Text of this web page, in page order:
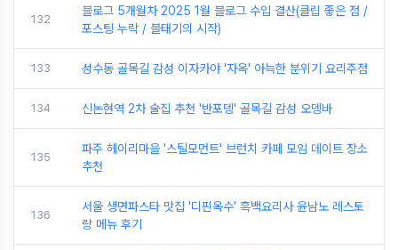
132
블로그 5개월차 2025 1월 블로그 수입 결산(클립 좋은 점 /
포스팅 누락 / 블태기의 시작)
133 성수동 골목길 감성 이자카야 '자옥' 아늑한 분위기 요리주점
134 신논현역 2차 술집 추천 '반포뎅' 골목길 감성 오뎅바
135
파주 헤이리마을 '스틸모먼트' 브런치 카페 모임 데이트 장소
추천
136
서울 생면파스타 맛집 '디핀옥수' 흑백요리사 윤남노 레스토
랑 메뉴 후기